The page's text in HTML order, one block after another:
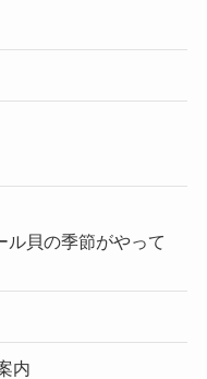
ル貝の季節がやって
内